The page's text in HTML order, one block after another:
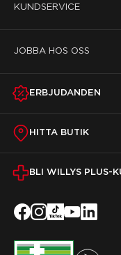
KUNDSERVICE
JOBBA HOS OSS
ERBJUDANDEN
HITTA BUTIK
BLI WILLYS PLUS-